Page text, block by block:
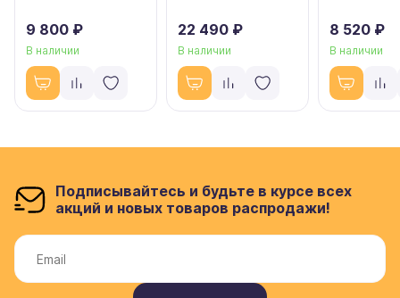
9 800 ₽
В наличии
22 490 ₽
В наличии
8 520 ₽
В наличии
Подписывайтесь и будьте в курсе всех
акций и новых товаров распродажи!